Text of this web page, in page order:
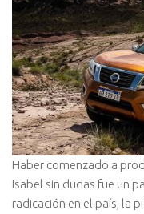
Haber comenzado a
Isabel sin dudas fue un
radicación en el país, la